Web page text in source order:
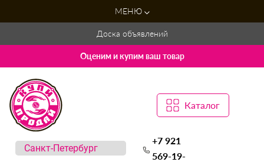
МЕНЮ
Доска объявлений
Оценим и купим ваш товар
Каталог
+7 921
569-19-